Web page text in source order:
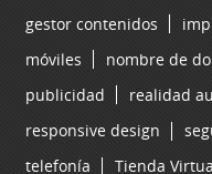
gestor contenidos
móviles
nombre de
publicidad
realidad
responsive design
telefonía
Tienda